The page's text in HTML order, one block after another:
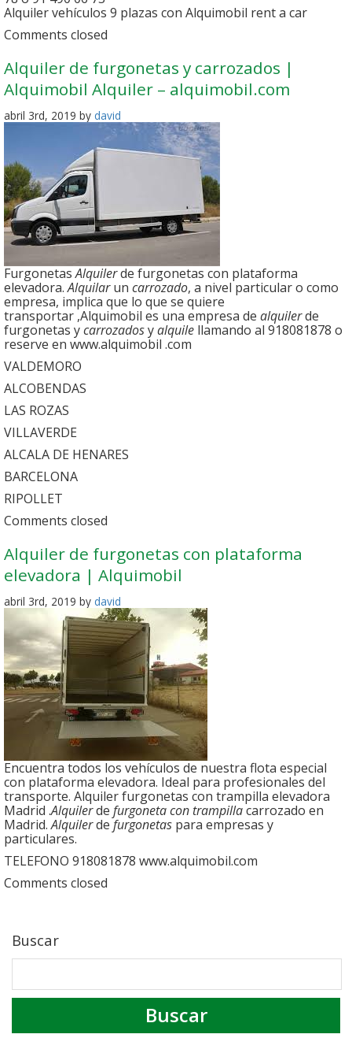
Alquiler vehículos 9 plazas con Alquimobil rent a car
Comments closed
Alquiler de furgonetas y carrozados |
Alquimobil Alquiler – alquimobil.com
abril 3rd, 2019 by david
FurgonetasAlquilerde furgonetas con plataforma
elevadora.Alquilarun carrozado, a nivel particular o como
empresa, implica que lo que se quiere
transportar ,Alquimobil es una empresa de alquilerde
furgonetas ycarrozadosyalquile llamando al 918081878 o
reserve en www.alquimobil .com
VALDEMORO
ALCOBENDAS
LAS ROZAS
VILLAVERDE
ALCALA DE HENARES
BARCELONA
RIPOLLET
Comments closed
Alquiler de furgonetas con plataforma
elevadora | Alquimobil
abril 3rd, 2019 by david
Encuentra todos los vehículos de nuestra flota especial
con plataforma elevadora. Ideal para profesionales del
transporte. Alquiler furgonetas con trampilla elevadora
Madrid .Alquilerde furgoneta con trampillacarrozado en
Madrid.Alquilerdefurgonetas para empresas y
particulares.
TELEFONO 918081878 www.alquimobil.com
Comments closed
Buscar